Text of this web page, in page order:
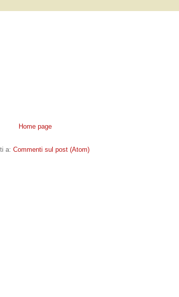
Home page
a: Commenti sul post (Atom)